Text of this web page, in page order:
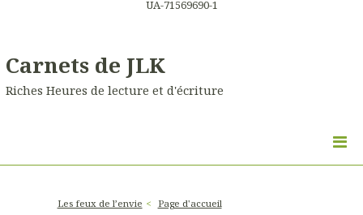
UA-71569690-1
Carnets de JLK
Riches Heures de lecture et d'écriture
Les feux de l’envie
Page d'accueil